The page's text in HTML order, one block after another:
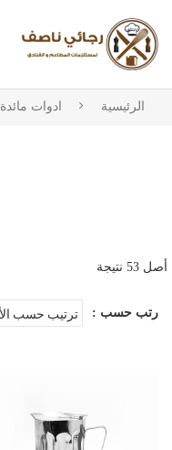
الرئيسية ادوات مائدة
حسب
رتب حسب :